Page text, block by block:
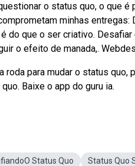
o status quo, o que
minhas
do que o ser criativo.
o efeito de manada,.
roda para mudar o status
Baixe o app do guru ia.
Status Quo
Status Quo